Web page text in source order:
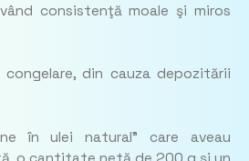
consistenţă moale şi miros
din cauza depozitării
în ulei natural” care aveau